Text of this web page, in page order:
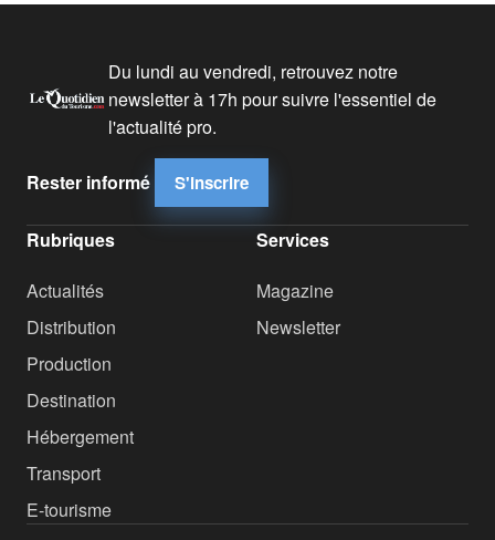
Du lundi au vendredi, retrouvez notre
newsletter à 17h pour suivre l'essentiel de
l'actualité pro.
Rester informé S'inscrire
Rubriques
Actualités
Distribution
Production
Destination
Hébergement
Transport
E-tourisme
Services
Magazine
Newsletter